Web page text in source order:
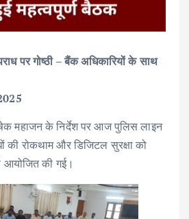
पर गोष्ठी – बैंक अधिकारियों के साथ
महाजन के निर्देश पर आज पुलिस लाइन
की रोकथाम और डिजिटल सुरक्षा को
आयोजित की गई।